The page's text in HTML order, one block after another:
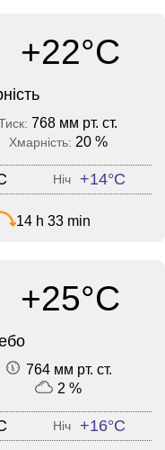
+22°C
768 мм рт. ст.
Хмарність: 20 %
Ніч +14°C
14 h 33 min
+25°C
764 мм рт. ст.
2 %
Ніч +16°C